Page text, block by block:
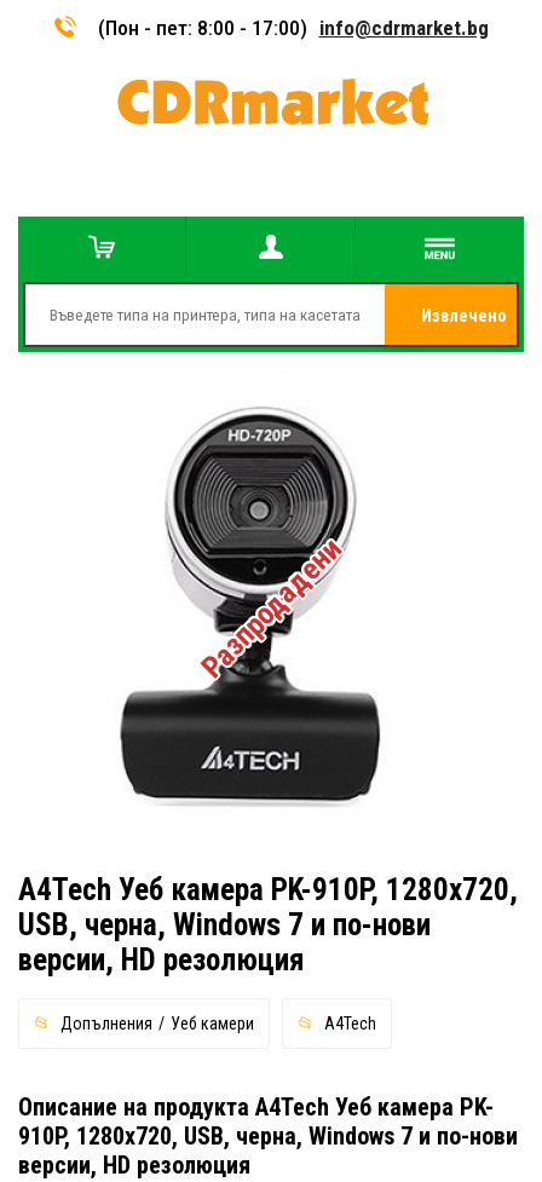
(Пон - пет: 8:00 - 17:00) info@cdrmarket.bg
Извлечено
Разпродадени
A4Tech Уеб камера PK-910P, 1280x720,
USB, черна, Windows 7 и по-нови
версии, HD резолюция
Допълнения Уеб камери A4Tech
Описание на продукта A4Tech Уеб камера PK-
910P, 1280x720, USB, черна, Windows 7 и по-нови
версии, HD резолюция